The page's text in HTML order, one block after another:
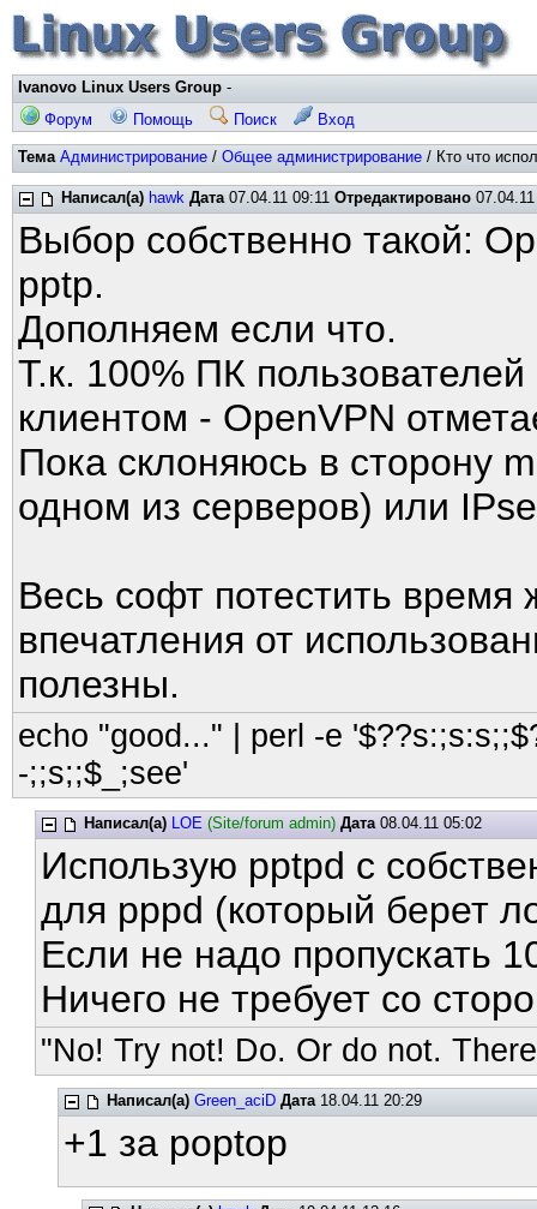
Ivanovo Linux Users Group -
Форум
Помощь Поиск Вход
Тема Администрирование / Общее администрирование / Кто что
Написал(а) hawk Дата07.04.11 09:11 Отредактировано
Выбор собственно такой:
pptp.
Дополняем если что.
Т.к. 100% ПК
клиентом - OpenVPN
Пока склоняюсь в сторону
одном из серверов) или
Весь софт потестить
впечатления от
полезны.
echo "good..." | perl -e
-;;s;;$_;see'
Написал(а) LOE (Site/forum admin) Дата08.04.11 05:02
Использую pptpd с
для pppd (который берет
Если не надо пропускать
Ничего не требует со
"No! Try not! Do. Or do not.
Написал(а) Green_aciD Дата18.04.11 20:29
+1 за poptop